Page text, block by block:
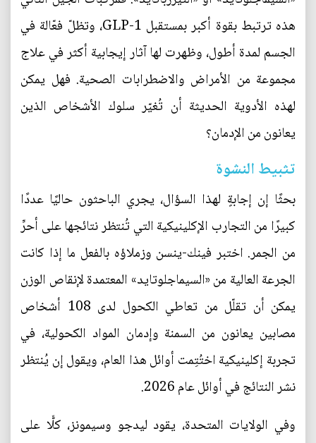
هذه ترتبط بقوة أكبر بمستقبل GLP-1، وتظلّ فعّالة في
الجسم لمدة أطول، وظهرت لها آثار إيجابية أكثر في علاج
مجموعة من الأمراض والاضطرابات الصحية. فهل يمكن
لهذه الأدوية الحديثة أن تُغيّر سلوك الأشخاص الذين
يعانون من الإدمان؟
تثبيط النشوة
بحثًا إن إجابةٍ لهذا السؤال، يجري الباحثون حاليًا عددًا
كبيرًا من التجارب الإكلينيكية التي تُنتظر نتائجها على أحرِّ
من الجمر. اختبر فينك-ينسن وزملاؤه بالفعل ما إذا كانت
الجرعة العالية من «السيماجلوتايد» المعتمدة لإنقاص الوزن
يمكن أن تقلّل من تعاطي الكحول لدى 108 أشخاص
مصابين يعانون من السمنة وإدمان المواد الكحولية، في
تجربة إكلينيكية اختُتِمت أوائل هذا العام، ويقول إن يُنتظر
نشر النتائج في أوائل عام 2026.
وفي الولايات المتحدة، يقود ليدجو وسيمونز، كلًّا على